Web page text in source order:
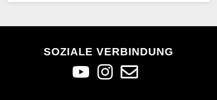
SOZIALE VERBINDUNG